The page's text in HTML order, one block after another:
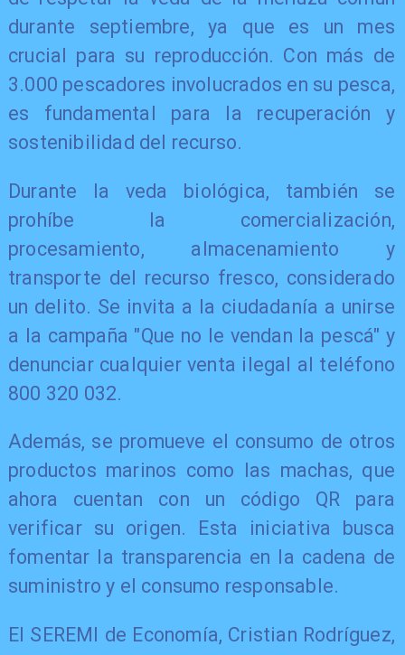
durante septiembre, ya que es un mes
crucial para su reproducción. Con más de
3.000 pescadores involucrados en su pesca,
es fundamental para la recuperación y
sostenibilidad del recurso.
Durante la veda biológica, también se
prohíbe la comercialización,
procesamiento, almacenamiento y
transporte del recurso fresco, considerado
un delito. Se invita a la ciudadanía a unirse
a la campaña "Que no le vendan la pescá" y
denunciar cualquier venta ilegal al teléfono
800 320 032.
Además, se promueve el consumo de otros
productos marinos como las machas, que
ahora cuentan con un código QR para
verificar su origen. Esta iniciativa busca
fomentar la transparencia en la cadena de
suministro y el consumo responsable.
El SEREMI de Economía, Cristian Rodríguez,